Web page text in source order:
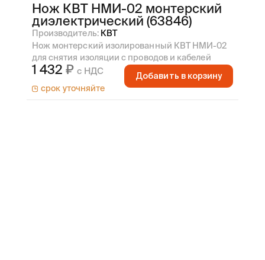
Нож КВТ НМИ-02 монтерский
диэлектрический (63846)
Производитель: КВТ
Нож монтерский изолированный КВТ НМИ-02
для снятия изоляции с проводов и кабелей
1 432 с НДС
срок уточняйте
Добавить в корзину